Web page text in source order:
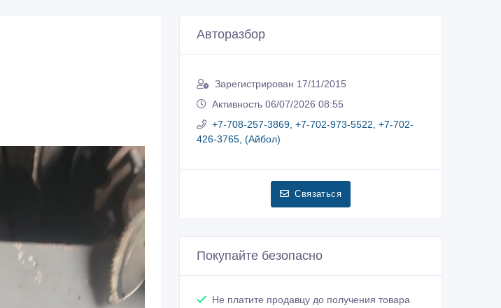
Авторазбор
Зарегистрирован 17/11/2015
Активность 06/07/2026 08:55
+7-708-257-3869, +7-702-973-5522, +7-702-
426-3765, (Айбол)
Связаться
Покупайте безопасно
Не платите продавцу до получения товара